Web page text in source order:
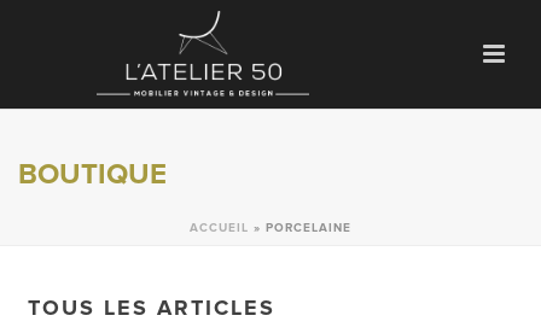
BOUTIQUE
ACCUEIL » PORCELAINE
TOUS LES ARTICLES